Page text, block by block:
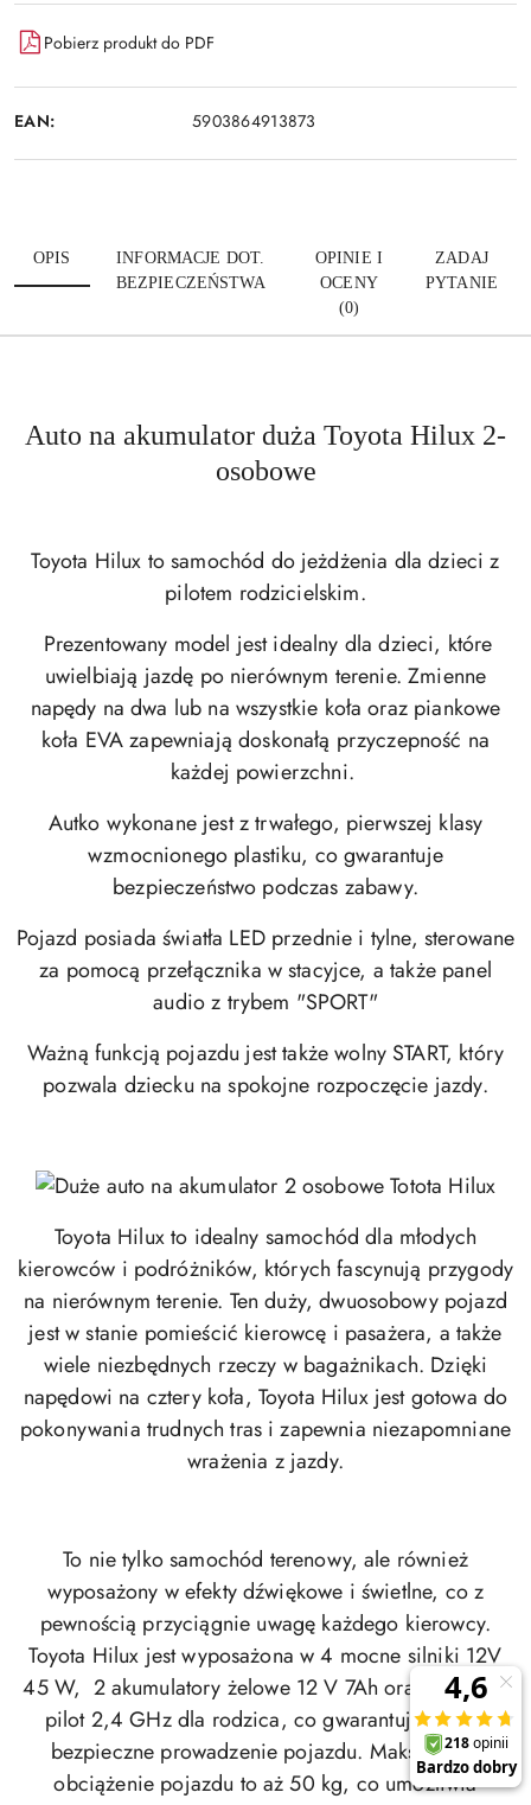
Pobierz produkt do PDF
EAN: 5903864913873
OPIS
INFORMACJE DOT.
BEZPIECZEŃSTWA
OPINIE I
OCENY
(0)
ZADAJ
PYTANIE
Auto na akumulator duża Toyota Hilux 2-
osobowe
Toyota Hilux tosamochód do jeżdżenia dla dzieci z
pilotem rodzicielskim.
Prezentowany model jest idealny dla dzieci, które
uwielbiają jazdę po nierównym terenie. Zmienne
napędy na dwa lub na wszystkie koła oraz piankowe
koła EVA zapewniają doskonałą przyczepność na
każdej powierzchni.
Autko wykonane jest z trwałego, pierwszej klasy
wzmocnionego plastiku, co gwarantuje
bezpieczeństwo podczas zabawy.
Pojazd posiada światła LED przednie i tylne, sterowane
za pomocą przełącznika w stacyjce, a także panel
audio z trybem "SPORT"
Ważną funkcją pojazdu jest także wolny START, który
pozwala dziecku na spokojne rozpoczęcie jazdy.
Toyota Hilux to idealny samochód dla młodych
kierowców i podróżników, których fascynują przygody
na nierównym terenie. Ten duży, dwuosobowy pojazd
jest w stanie pomieścić kierowcę i pasażera, a także
wiele niezbędnych rzeczy w bagażnikach. Dzięki
napędowi na cztery koła, Toyota Hilux jest gotowa do
pokonywania trudnych tras i zapewnia niezapomniane
wrażenia z jazdy.
To nie tylko samochód terenowy, ale również
wyposażony w efekty dźwiękowe i świetlne, co z
pewnością przyciągnie uwagę każdego kierowcy.
Toyota Hilux jest wyposażona w 4 mocne silniki 12V
45 W, 2 akumulatory żelowe 12 V 7Ah oraz kluczyk i
pilot 2,4 GHz dla rodzica, co gwarantuje łatwe i
bezpieczne prowadzenie pojazdu. Maksymalne
obciążenie pojazdu to aż 50 kg, co umożliwia